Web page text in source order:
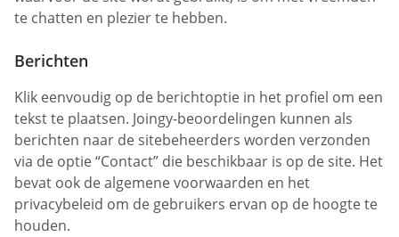
te chatten en plezier te hebben.
Berichten
Klik eenvoudig op de berichtoptie in het profiel om een
tekst te plaatsen. Joingy-beoordelingen kunnen als
berichten naar de sitebeheerders worden verzonden
via de optie “Contact” die beschikbaar is op de site. Het
bevat ook de algemene voorwaarden en het
privacybeleid om de gebruikers ervan op de hoogte te
houden.